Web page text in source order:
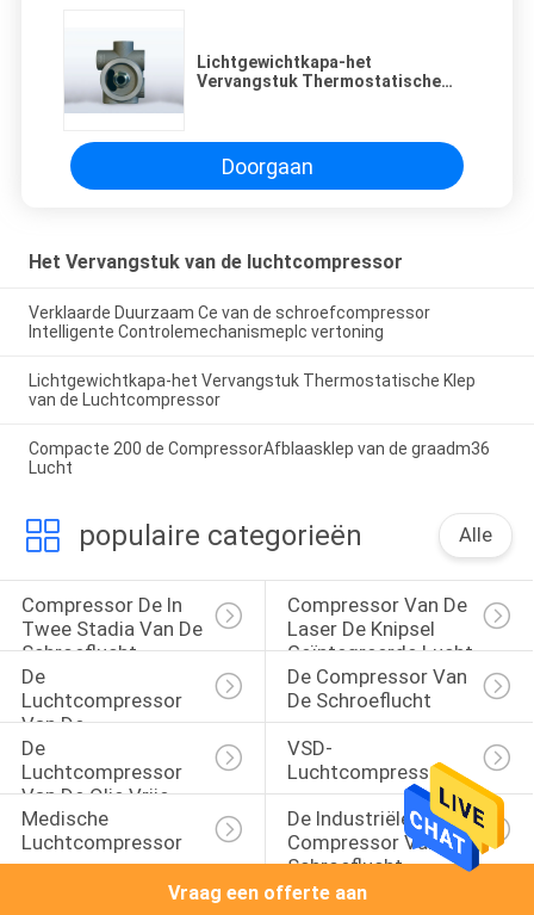
Lichtgewichtkapa-het
Vervangstuk Thermostatische
Doorgaan
Het Vervangstuk van de luchtcompressor
Verklaarde Duurzaam Ce van de schroefcompressor
Intelligente Controlemechanismeplc vertoning
Lichtgewichtkapa-het Vervangstuk Thermostatische Klep
van de Luchtcompressor
Compacte 200 de CompressorAfblaasklep van de graadm36
Lucht
populaire categorieën Alle
Compressor De In
Twee Stadia Van De
Schroeflucht
Compressor Van De
Laser De Knipsel
Geïntegreerde Lucht
De
Luchtcompressor
Van De
Riemaandrijving
De Compressor Van
De Schroeflucht
De
Luchtcompressor
Van De Olie Vrije
Schroef
VSD-
Luchtcompressor
Medische
Luchtcompressor
De Industriële
Compressor Van De
Schroeflucht
Vraag een offerte aan